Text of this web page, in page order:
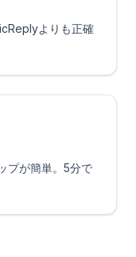
よりも正確
プが簡単。5分で